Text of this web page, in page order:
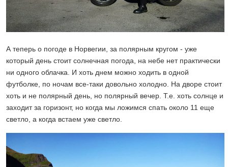
А теперь о погоде в Норвегии, за полярным кругом - уже
который день стоит солнечная погода, на небе нет практически
ни одного облачка. И хоть днем можно ходить в одной
футболке, по ночам все-таки довольно холодно. На дворе стоит
хоть и не полярный день, но полярный вечер. Т.е. хоть солнце и
заходит за горизонт, но когда мы ложимся спать около 11 еще
светло, а когда встаем уже светло.